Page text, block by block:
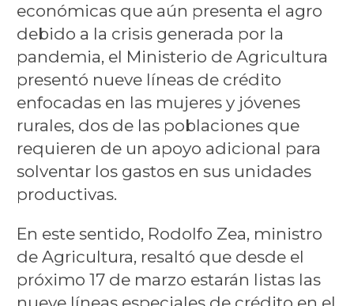
económicas que aún presenta el agro
debido a la crisis generada por la
pandemia, el Ministerio de Agricultura
presentó nueve líneas de crédito
enfocadas en las mujeres y jóvenes
rurales, dos de las poblaciones que
requieren de un apoyo adicional para
solventar los gastos en sus unidades
productivas.
En este sentido, Rodolfo Zea, ministro
de Agricultura, resaltó que desde el
próximo 17 de marzo estarán listas las